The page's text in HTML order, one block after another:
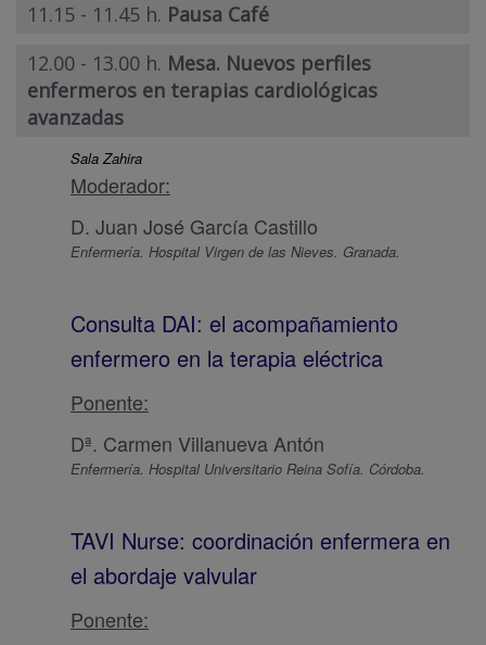
11.15 - 11.45 h. Pausa Café
12.00 - 13.00 h. Mesa. Nuevos perfiles
enfermeros en terapias cardiológicas
avanzadas
Sala Zahira
Moderador:
D. Juan José García Castillo
Enfermería. Hospital Virgen de las Nieves. Granada.
Consulta DAI: el acompañamiento
enfermero en la terapia eléctrica
Ponente:
Dª. Carmen Villanueva Antón
Enfermería. Hospital Universitario Reina Sofía. Córdoba.
TAVI Nurse: coordinación enfermera en
el abordaje valvular
Ponente: